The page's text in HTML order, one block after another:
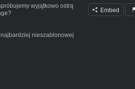
wyjątkowo ostrą
nieszablonowej
Embed